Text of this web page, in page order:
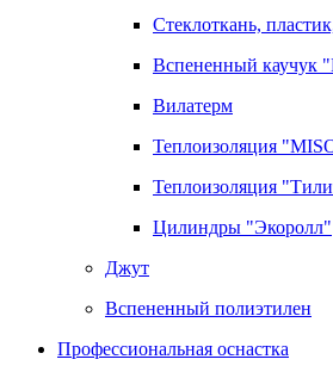
Стеклоткань,
Вспененный каучук
Вилатерм
Теплоизоляция
Теплоизоляция
Цилиндры "Экоролл"
Джут
Вспененный полиэтилен
Профессиональная оснастка